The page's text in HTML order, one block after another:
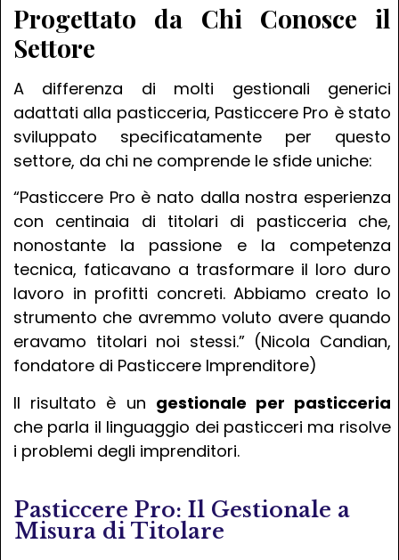
Progettato da Chi Conosce il
Settore
A differenza di molti gestionali generici
adattati alla pasticceria, Pasticcere Pro è stato
sviluppato specificatamente per questo
settore, da chi ne comprende le sfide uniche:
“Pasticcere Pro è nato dalla nostra esperienza
con centinaia di titolari di pasticceria che,
nonostante la passione e la competenza
tecnica, faticavano a trasformare il loro duro
lavoro in profitti concreti. Abbiamo creato lo
strumento che avremmo voluto avere quando
eravamo titolari noi stessi.” (Nicola Candian,
fondatore di Pasticcere Imprenditore)
Il risultato è un gestionale per pasticceria
che parla il linguaggio dei pasticceri ma risolve
i problemi degli imprenditori.
Pasticcere Pro: Il Gestionale a
Misura di Titolare